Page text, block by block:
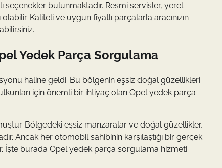
seçenekler bulunmaktadır. Resmi servisler, yerel
Kaliteli ve uygun fiyatlı parçalarla aracınızın
Yedek Parça Sorgulama
haline geldi. Bu bölgenin eşsiz doğal güzellikleri
için önemli bir ihtiyaç olan Opel yedek parça
Bölgedeki eşsiz manzaralar ve doğal güzellikler,
Ancak her otomobil sahibinin karşılaştığı bir gerçek
İşte burada Opel yedek parça sorgulama hizmeti